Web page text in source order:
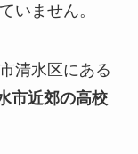
いません。
清水区にある
市近郊の高校